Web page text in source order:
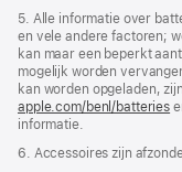
5. Alle informatie over
en vele andere factoren;
kan maar een beperkt
mogelijk worden
kan worden opgeladen,
apple.com/benl/batteries
informatie.
6. Accessoires zijn